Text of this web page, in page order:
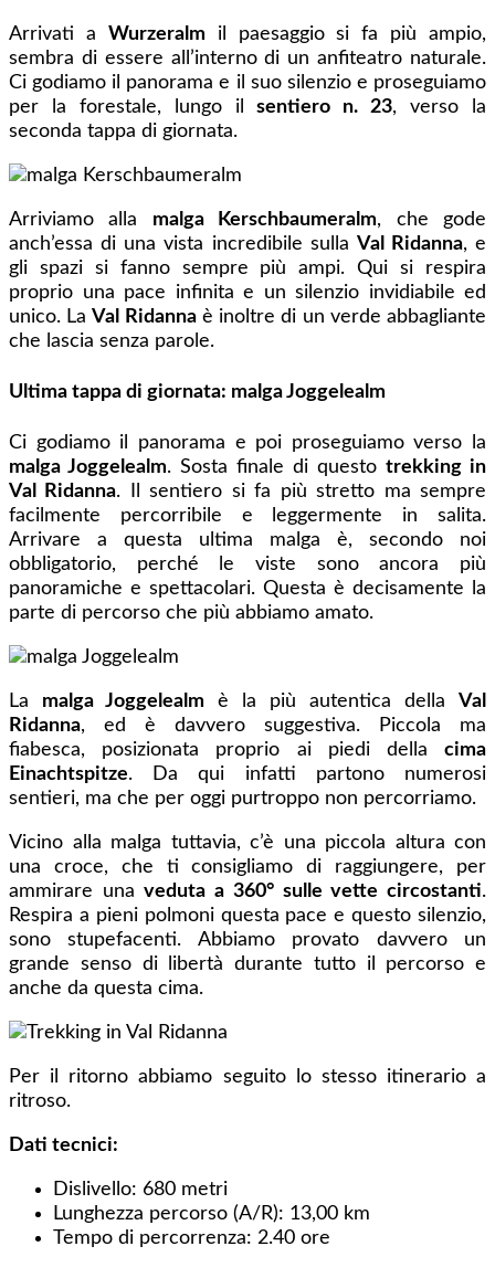
Arrivati a Wurzeralm il paesaggio si fa più ampio,
sembra di essere all’interno di un anfiteatro naturale.
Ci godiamo il panorama e il suo silenzio e proseguiamo
per la forestale, lungo ilsentiero n. 23, verso la
seconda tappa di giornata.
Arriviamo alla malga Kerschbaumeralm, che gode
anch’essa di una vista incredibile sulla Val Ridanna, e
gli spazi si fanno sempre più ampi. Qui si respira
proprio una pace infinita e un silenzio invidiabile ed
unico. LaVal Ridannaè inoltre di un verde abbagliante
che lascia senza parole.
Ultima tappa di giornata: malga Joggelealm
Ci godiamo il panorama e poi proseguiamo verso la
malga Joggelealm. Sosta finale di questo trekking in
Val Ridanna. Il sentiero si fa più stretto ma sempre
facilmente percorribile e leggermente in salita.
Arrivare a questa ultima malga è, secondo noi
obbligatorio, perché le viste sono ancora più
panoramiche e spettacolari. Questa è decisamente la
parte di percorso che più abbiamo amato.
La malga Joggelealm è la più autentica della Val
Ridanna, ed è davvero suggestiva. Piccola ma
fiabesca, posizionata proprio ai piedi della cima
Einachtspitze. Da qui infatti partono numerosi
sentieri, ma che per oggi purtroppo non percorriamo.
Vicino alla malga tuttavia, c’è una piccola altura con
una croce, che ti consigliamo di raggiungere, per
ammirare unaveduta a 360° sulle vette circostanti.
Respira a pieni polmoni questa pace e questo silenzio,
sono stupefacenti. Abbiamo provato davvero un
grande senso di libertà durante tutto il percorso e
anche da questa cima.
Per il ritorno abbiamo seguito lo stesso itinerario a
ritroso.
Dati tecnici:
Dislivello: 680 metri
Lunghezza percorso (A/R): 13,00 km
Tempo di percorrenza: 2.40 ore